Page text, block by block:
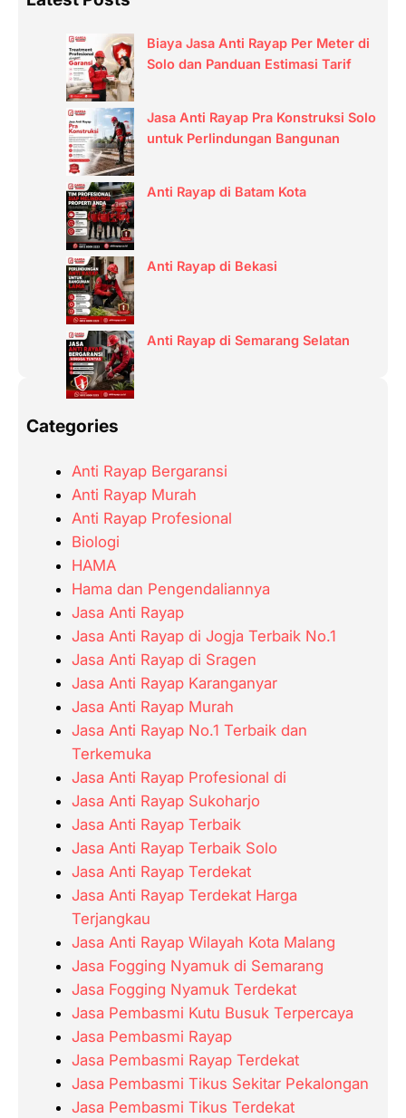
Biaya Jasa Anti Rayap Per Meter di
Solo dan Panduan Estimasi Tarif
Jasa Anti Rayap Pra Konstruksi Solo
untuk Perlindungan Bangunan
Anti Rayap di Batam Kota
Anti Rayap di Bekasi
Anti Rayap di Semarang Selatan
Categories
Anti Rayap Bergaransi
Anti Rayap Murah
Anti Rayap Profesional
Biologi
HAMA
Hama dan Pengendaliannya
Jasa Anti Rayap
Jasa Anti Rayap di Jogja Terbaik No.1
Jasa Anti Rayap di Sragen
Jasa Anti Rayap Karanganyar
Jasa Anti Rayap Murah
Jasa Anti Rayap No.1 Terbaik dan
Terkemuka
Jasa Anti Rayap Profesional di
Jasa Anti Rayap Sukoharjo
Jasa Anti Rayap Terbaik
Jasa Anti Rayap Terbaik Solo
Jasa Anti Rayap Terdekat
Jasa Anti Rayap Terdekat Harga
Terjangkau
Jasa Anti Rayap Wilayah Kota Malang
Jasa Fogging Nyamuk di Semarang
Jasa Fogging Nyamuk Terdekat
Jasa Pembasmi Kutu Busuk Terpercaya
Jasa Pembasmi Rayap
Jasa Pembasmi Rayap Terdekat
Jasa Pembasmi Tikus Sekitar Pekalongan
Jasa Pembasmi Tikus Terdekat